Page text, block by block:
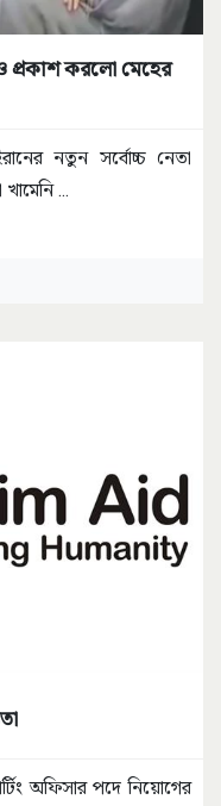
প্রকাশ করলো মেহের
নতুন সর্বোচ্চ নেতা
...
অফিসার পদে নিয়োগের